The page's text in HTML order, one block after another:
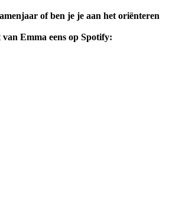
of ben je je aan het oriënteren
Emma eens op Spotify: